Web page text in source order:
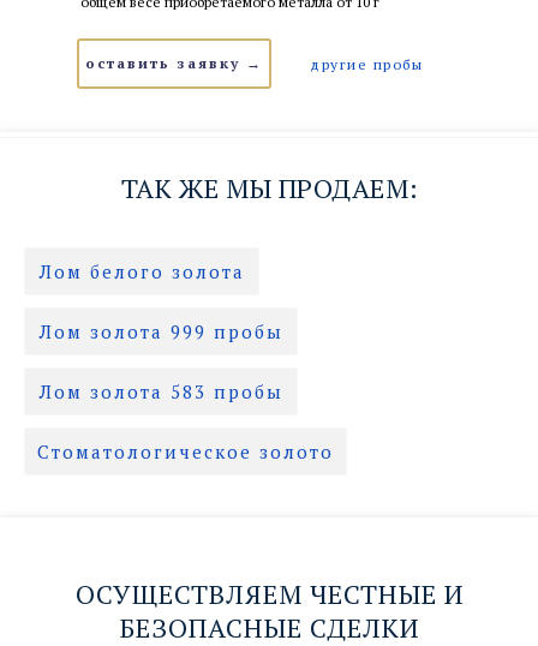
другие пробы
оставить заявку →
Лом белого золота
ТАК ЖЕ МЫ ПРОДАЕМ:
Лом золота 999 пробы
Лом золота 583 пробы
Стоматологическое золото
ОСУЩЕСТВЛЯЕМ ЧЕСТНЫЕ И
БЕЗОПАСНЫЕ СДЕЛКИ